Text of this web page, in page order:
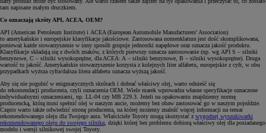
tam napisane małym druczkiem.
Co oznaczają skróty API, ACEA, OEM?
API (American Petroleum Institute) i ACEA (European Automobile Manufacturers' Association)
to amerykańskie i europejskie klasyfikacje jakościowe. Zastosowana nomenklatura jest dość skomplikowana,
ponieważ każde stowarzyszenie w inny sposób grupuje jednostki napędowe oraz oznacza jakość produktu.
Klasyfikacje składają się z dwóch znaków, z których pierwszy oznacza zastosowanie (np. wg API S – silniki
benzynowe, C – silniki wysokoprężne, dla ACEA: A – silniki benzynowe, B – silniki wysokoprężne). Druga
wartość to jakość. Amerykańskie stowarzyszenie korzysta z kolejnych liter alfabetu, europejskie z cyfr, w obu
przypadkach wyższa cyfra/dalsza litera alfabetu oznacza wyższą jakość.
Aby się nie pogubić w enigmatycznych skrótach i dobrać właściwy olej, warto odnieść się
do rekomendacji producenta, czyli oznaczenia OEM. Wiele marek wprowadza własne specyfikacje oznaczone
indywidualnymi oznaczeniami, np. LL-04 czy MB 229.3. Jeżeli na opakowaniu znajdziemy normę
producencką, którą musi spełnić olej w naszym aucie, możemy bez obaw zastosować go w naszym pojeździe.
Często warto także odwiedzić stronę producenta, na której możemy znaleźć więcej informacji na temat
rekomendowanego oleju dla Twojego auta. Właściciele Toyoty mogą skorzystać z wygodnej wyszukiwarki
rekomendowanego oleju do swojego silnika , dzięki której bez problemu dobiorą właściwy olej dla posiadanego
modelu i wersji silnikowej swojej Toyoty.